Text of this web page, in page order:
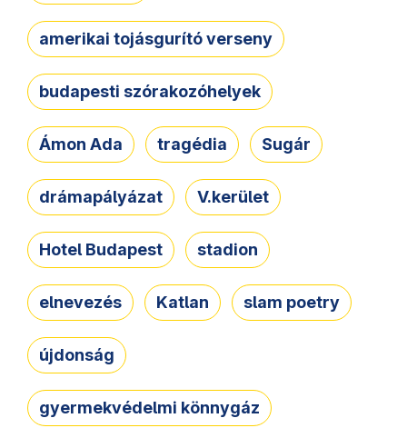
amerikai tojásgurító verseny
budapesti szórakozóhelyek
Ámon Ada tragédia Sugár
drámapályázat V.kerület
Hotel Budapest stadion
elnevezés Katlan slam poetry
újdonság
gyermekvédelmi könnygáz